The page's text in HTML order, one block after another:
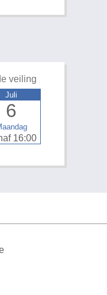
veiling
6
Juli
16:00